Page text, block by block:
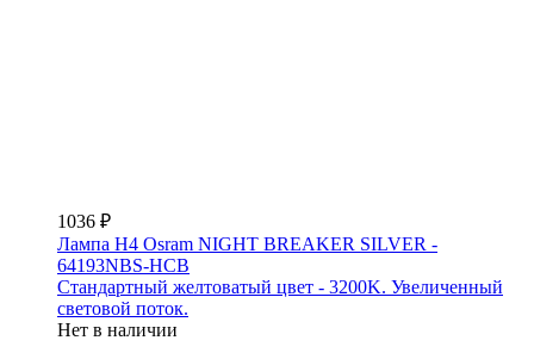
1036 ₽
Лампа H4 Osram NIGHT BREAKER SILVER -
64193NBS-HCB
Стандартный желтоватый цвет - 3200K. Увеличенный
световой поток.
Нет в наличии